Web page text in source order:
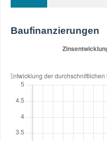
Baufinanzierungen